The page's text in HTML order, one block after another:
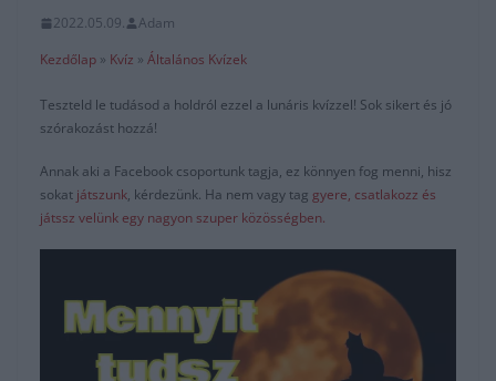
2022.05.09.
Adam
Kezdőlap » Kvíz » Általános Kvízek
Teszteld le tudásod a holdról ezzel a lunáris kvízzel! Sok sikert és jó
szórakozást hozzá!
Annak aki a Facebook csoportunk tagja, ez könnyen fog menni, hisz
sokat játszunk, kérdezünk. Ha nem vagy tag gyere, csatlakozz és
játssz velünk egy nagyon szuper közösségben.